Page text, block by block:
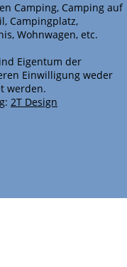
Camping, Camping auf
Campingplatz,
Wohnwagen, etc.
Eigentum der
Einwilligung weder
werden.
2T Design